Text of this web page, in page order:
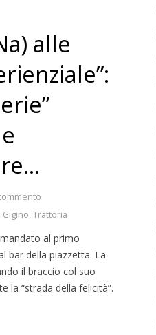
alle
Gigino,Trattoria
al primo
bar della piazzetta. La
il braccio col suo
la “strada della felicità”.